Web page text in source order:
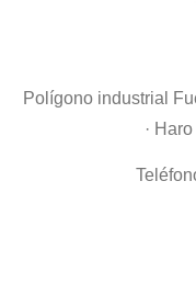
Polígono industrial
·